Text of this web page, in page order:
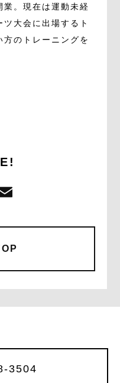
。現在は運動未経
大会に出場するト
のトレーニングを
ai
3504